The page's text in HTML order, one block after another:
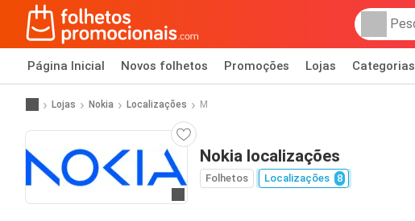
Página Inicial Novos folhetos Promoções Lojas Categorias
Lojas Nokia Localizações M
Nokia localizações
Folhetos Localizações 8